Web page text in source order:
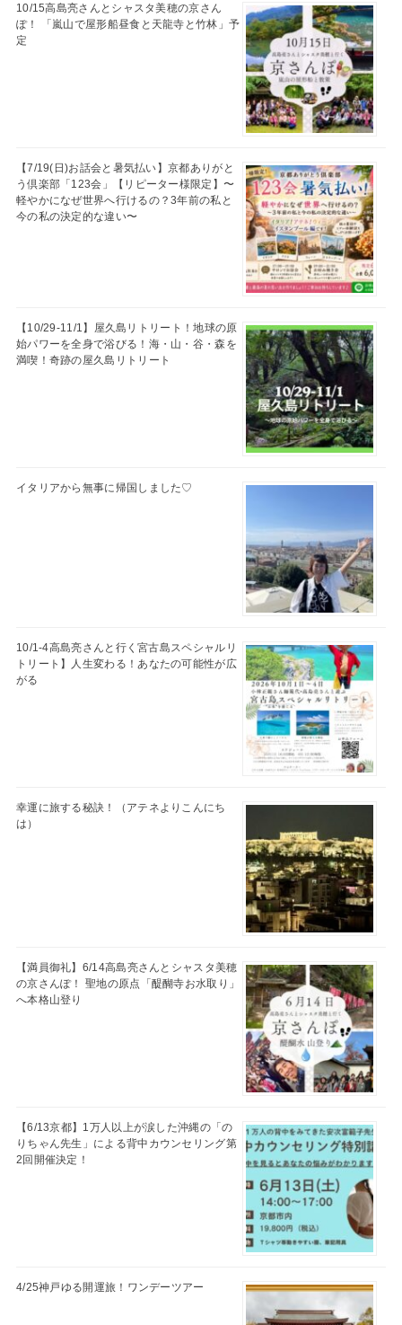
10/15高島亮さんとシャスタ美穂の京さん
ぽ！ 「嵐山で屋形船昼食と天龍寺と竹林」予
定
【7/19(日)お話会と暑気払い】京都ありがと
う倶楽部「123会」【リピーター様限定】〜
軽やかになぜ世界へ行けるの？3年前の私と
今の私の決定的な違い〜
【10/29-11/1】屋久島リトリート！地球の原
始パワーを全身で浴びる！海・山・谷・森を
満喫！奇跡の屋久島リトリート
イタリアから無事に帰国しました♡
10/1-4高島亮さんと行く宮古島スペシャルリ
トリート】人生変わる！あなたの可能性が広
がる
幸運に旅する秘訣！（アテネよりこんにち
は）
【満員御礼】6/14高島亮さんとシャスタ美穂
の京さんぽ！ 聖地の原点「醍醐寺お水取り」
へ本格山登り
【6/13京都】1万人以上が涙した沖縄の「の
りちゃん先生」による背中カウンセリング第
2回開催決定！
4/25神戸ゆる開運旅！ワンデーツアー